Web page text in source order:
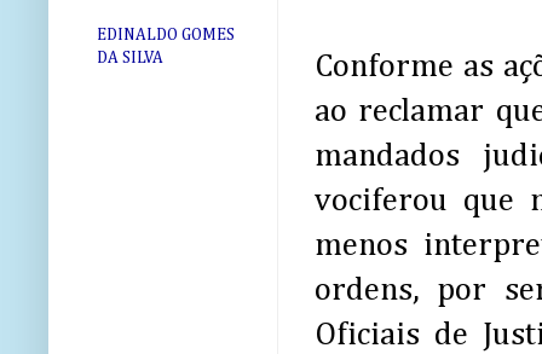
Conforme as
ao reclamar
mandados
vociferou que
menos
ordens, por
Oficiais de
EDINALDO GOMES
DA SILVA